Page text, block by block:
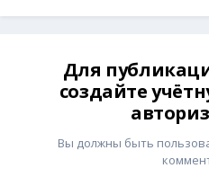
Для
создайте
Вы должны быть